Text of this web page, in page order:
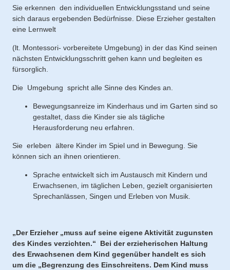
Sie erkennen den individuellen Entwicklungsstand und seine
sich daraus ergebenden Bedürfnisse. Diese Erzieher gestalten
eine Lernwelt
(lt. Montessori- vorbereitete Umgebung) in der das Kind seinen
nächsten Entwicklungsschritt gehen kann und begleiten es
fürsorglich.
Die Umgebung spricht alle Sinne des Kindes an.
Bewegungsanreize im Kinderhaus und im Garten sind so
gestaltet, dass die Kinder sie als tägliche
Herausforderung neu erfahren.
Sie erleben ältere Kinder im Spiel und in Bewegung. Sie
können sich an ihnen orientieren.
Sprache entwickelt sich im Austausch mit Kindern und
Erwachsenen, im täglichen Leben, gezielt organisierten
Sprechanlässen, Singen und Erleben von Musik.
„Der Erzieher „muss auf seine eigene Aktivität zugunsten
des Kindes verzichten.“ Bei der erzieherischen Haltung
des Erwachsenen dem Kind gegenüber handelt es sich
um die „Begrenzung des Einschreitens. Dem Kind muss